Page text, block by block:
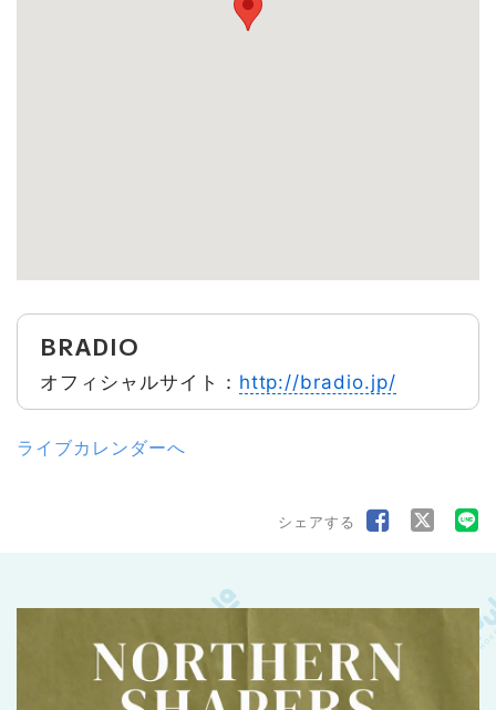
BRADIO
オフィシャルサイト： http://bradio.jp/
ライブカレンダーへ
シェアする